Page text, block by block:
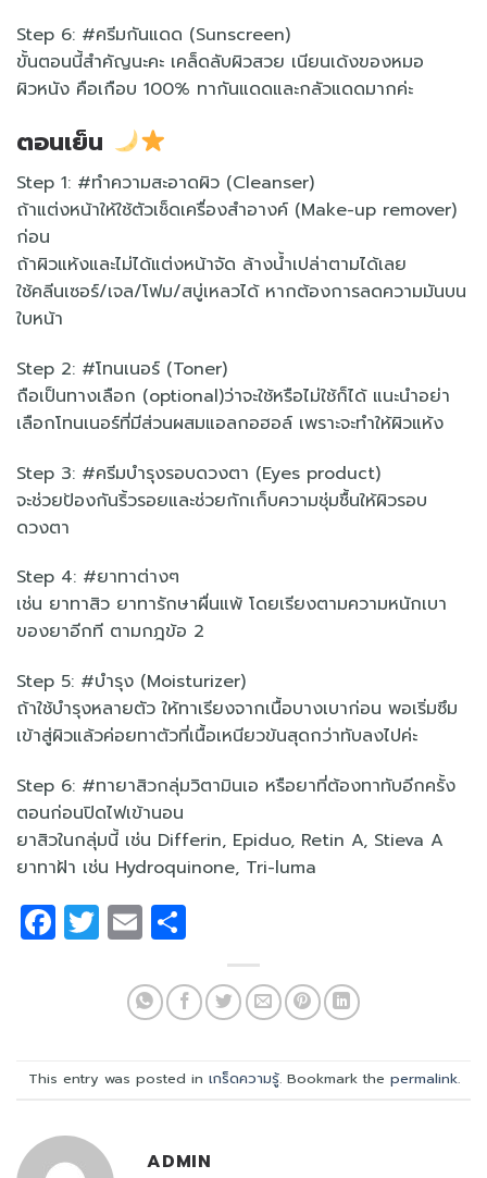
Step 6: #ครีมกันแดด (Sunscreen)
ขั้นตอนนี้สำคัญนะคะ เคล็ดลับผิวสวย เนียนเด้งของหมอ
ผิวหนัง คือเกือบ 100% ทากันแดดและกลัวแดดมากค่ะ
ตอนเย็น
Step 1: #ทำความสะอาดผิว (Cleanser)
ถ้าแต่งหน้าให้ใช้ตัวเช็ดเครื่องสำอางค์ (Make-up remover)
ก่อน
ถ้าผิวแห้งและไม่ได้แต่งหน้าจัด ล้างน้ำเปล่าตามได้เลย
ใช้คลีนเซอร์/เจล/โฟม/สบู่เหลวได้ หากต้องการลดความมันบน
ใบหน้า
Step 2: #โทนเนอร์ (Toner)
ถือเป็นทางเลือก (optional)ว่าจะใช้หรือไม่ใช้ก็ได้ แนะนำอย่า
เลือกโทนเนอร์ที่มีส่วนผสมแอลกอฮอล์ เพราะจะทำให้ผิวแห้ง
Step 3: #ครีมบำรุงรอบดวงตา (Eyes product)
จะช่วยป้องกันริ้วรอยและช่วยกักเก็บความชุ่มชื้นให้ผิวรอบ
ดวงตา
Step 4: #ยาทาต่างๆ
เช่น ยาทาสิว ยาทารักษาผื่นแพ้ โดยเรียงตามความหนักเบา
ของยาอีกที ตามกฎข้อ 2
Step 5: #บำรุง (Moisturizer)
ถ้าใช้บำรุงหลายตัว ให้ทาเรียงจากเนื้อบางเบาก่อน พอเริ่มซึม
เข้าสู่ผิวแล้วค่อยทาตัวที่เนื้อเหนียวข้นสุดกว่าทับลงไปค่ะ
Step 6: #ทายาสิวกลุ่มวิตามินเอ หรือยาที่ต้องทาทับอีกครั้ง
ตอนก่อนปิดไฟเข้านอน
ยาสิวในกลุ่มนี้ เช่น Differin, Epiduo, Retin A, Stieva A
ยาทาฝ้า เช่น Hydroquinone, Tri-luma
Facebook
Twitter
Email
This entry was posted in เกร็ดความรู้. Bookmark the permalink.
ADMIN